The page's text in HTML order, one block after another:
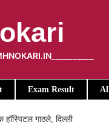
Exam Result
हॉस्पिटल गाठले, दिल्ली